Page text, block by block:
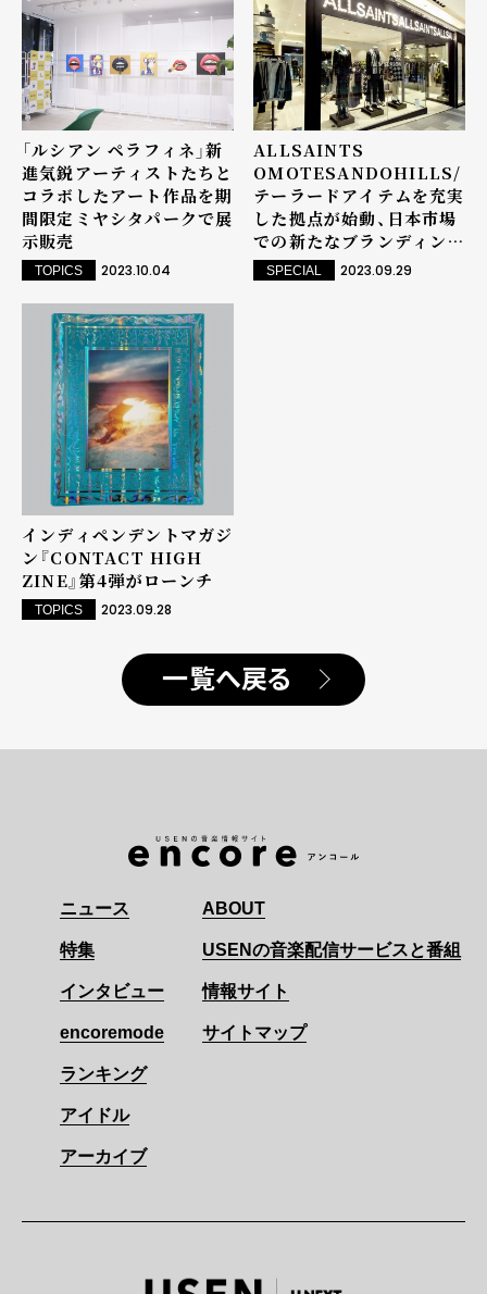
「ルシアン ペラフィネ」新
進気鋭アーティストたちと
コラボしたアート作品を期
間限定ミヤシタパークで展
示販売
TOPICS 2023.10.04
ALLSAINTS
OMOTESANDOHILLS/
テーラードアイテムを充実
した拠点が始動、日本市場
での新たなブランディング
へSPECIAL 2023.09.29
インディペンデントマガジ
ン『CONTACT HIGH
ZINE』第4弾がローンチ
TOPICS 2023.09.28
一覧へ戻る
ニュース
特集
インタビュー
encoremode
ランキング
アイドル
アーカイブ
ABOUT
USENの音楽配信サービスと番組
情報サイト
サイトマップ